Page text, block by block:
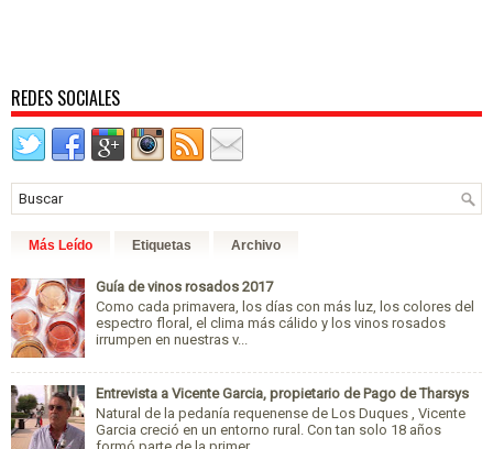
REDES SOCIALES
Más Leído Etiquetas Archivo
Guía de vinos rosados 2017
Como cada primavera, los días con más luz, los colores del
espectro floral, el clima más cálido y los vinos rosados
irrumpen en nuestras v...
Entrevista a Vicente Garcia, propietario de Pago de Tharsys
Natural de la pedanía requenense de Los Duques , Vicente
Garcia creció en un entorno rural. Con tan solo 18 años